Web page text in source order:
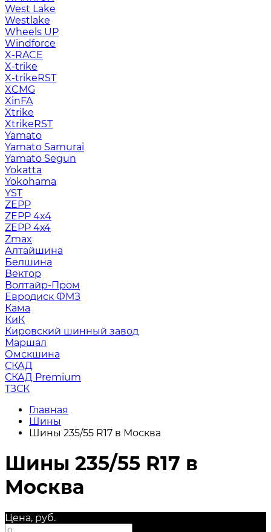
West Lake
Westlake
Wheels UP
Windforce
X-RACE
X-trike
X-trikeRST
XCMG
XinFA
Xtrike
XtrikeRST
Yamato
Yamato Samurai
Yamato Segun
Yokatta
Yokohama
YST
ZEPP
ZEPP 4x4
ZEPP 4х4
Zmax
Алтайшина
Белшина
Вектор
Волтайр-Пром
Евродиск ФМЗ
Кама
КиК
Кировский шинный завод
Маршал
Омскшина
СКАД
СКАД Premium
ТЗСК
Главная
Шины
Шины 235/55 R17 в Москва
Шины 235/55 R17 в
Москва
Цена, руб.